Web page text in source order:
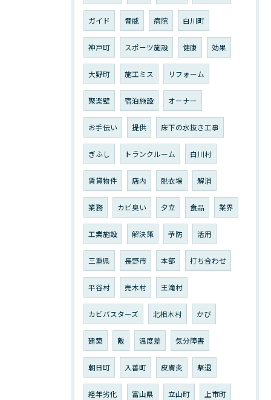
ガイド 脅威 病院 白川町
神戸町 スポーツ施設 健康 効果
大野町 施工ミス リフォーム
聚楽壁 宿泊施設 オーナー
お手伝い 提供 床下の水抜き工事
ぎふし トランクルーム 白川村
賃貸物件 店内 脱衣場 解消
業務 カビ臭い 夕立 食品 業界
工業施設 解決策 予防 活用
三重県 長野市 本部 打ち合わせ
平谷村 売木村 王滝村
カビバスターズ 北相木村 かび
建築 敵 温度差 気分障害
朝日町 入善町 皮膚炎 撃退
経年劣化 富山県 立山町 上市町